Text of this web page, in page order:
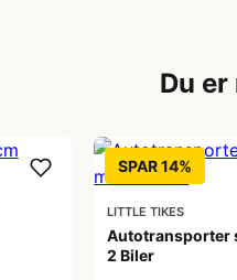
Du
SPAR 14%
LITTLE TIKES
Autotransporter
2 Biler